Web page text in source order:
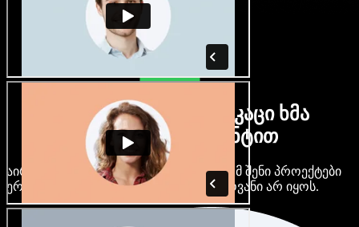
ბევრი ქალი და მამაკაცი ხმა
ნებისმიერი აქცენტით
აირჩიე ასობით AI ხმა და აქცენტი, რომ შენი პროექტები
ერთმანეთს არ ჰგავდეს და ერთფეროვანი არ იყოს.